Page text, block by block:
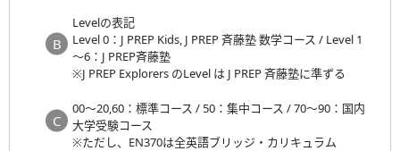
Levelの表記
Level 0：J PREP Kids, J PREP 斉藤塾 数学コース / Level 1
～6：J PREP斉藤塾
※J PREP Explorers のLevel は J PREP 斉藤塾に準ずる
00～20,60：標準コース / 50：集中コース / 70～90：国内
大学受験コース
※ただし、EN370は全英語ブリッジ・カリキュラム